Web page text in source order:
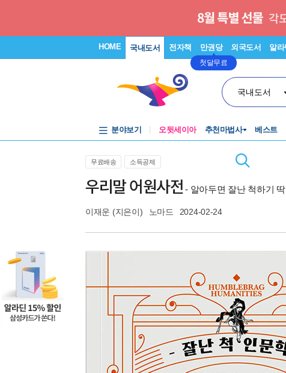
HOME 국내도서 전자책 만권당
첫달무료
외국도서 알
국내도서
분야보기 오뒷세이아 추천마법사 베스트
무료배송
소득공제
우리말 어원사전 - 알아두면 잘난 척하기
이재운 (지은이) 노마드 2024-02-24